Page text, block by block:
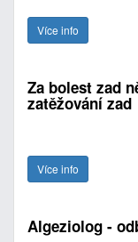
Více info
Za bolest zad
zatěžování zad
Více info
Algeziolog -